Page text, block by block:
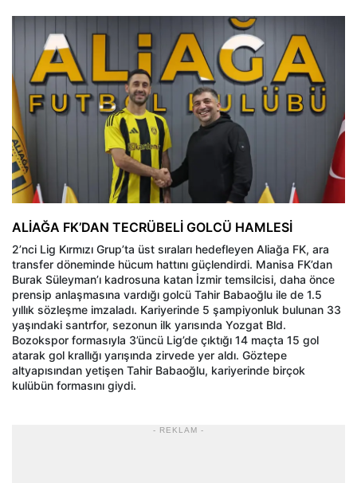
ALİAĞA FK’DAN TECRÜBELİ GOLCÜ HAMLESİ
2’nci Lig Kırmızı Grup’ta üst sıraları hedefleyen Aliağa FK, ara
transfer döneminde hücum hattını güçlendirdi. Manisa FK’dan
Burak Süleyman’ı kadrosuna katan İzmir temsilcisi, daha önce
prensip anlaşmasına vardığı golcü Tahir Babaoğlu ile de 1.5
yıllık sözleşme imzaladı. Kariyerinde 5 şampiyonluk bulunan 33
yaşındaki santrfor, sezonun ilk yarısında Yozgat Bld.
Bozokspor formasıyla 3’üncü Lig’de çıktığı 14 maçta 15 gol
atarak gol krallığı yarışında zirvede yer aldı. Göztepe
altyapısından yetişen Tahir Babaoğlu, kariyerinde birçok
kulübün formasını giydi.
- REKLAM -